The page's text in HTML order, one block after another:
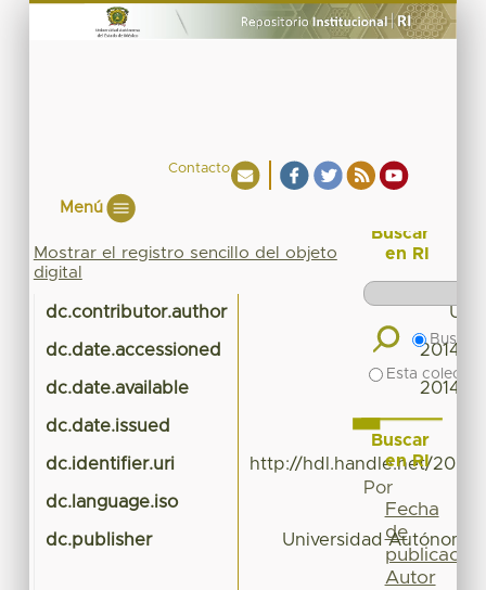
Contacto
Menú
Mostrar el registro sencillo del objeto
digital
dc.contributor.author
dc.date.accessioned 2014-
dc.date.available 2014-
dc.date.issued
dc.identifier.uri http://hdl.handle.net/
dc.language.iso
dc.publisher Universidad Autónoma
Buscar
en RI
Buscar
Esta
Buscar
en RI
Por
Fecha
de
publicación
Autor